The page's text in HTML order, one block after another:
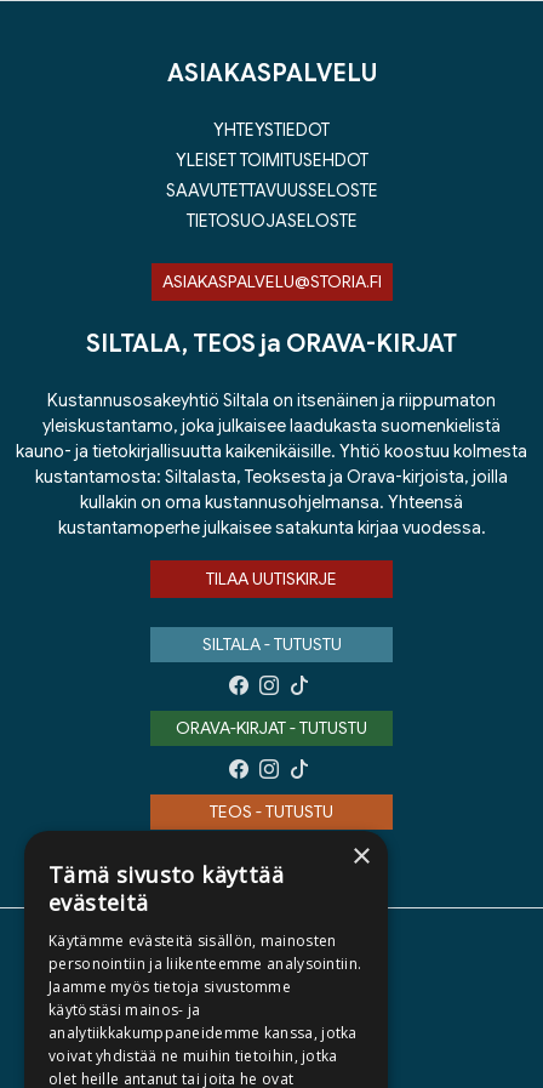
ASIAKASPALVELU
YHTEYSTIEDOT
YLEISET TOIMITUSEHDOT
SAAVUTETTAVUUSSELOSTE
TIETOSUOJASELOSTE
ASIAKASPALVELU@STORIA.FI
SILTALA, TEOS ja ORAVA-KIRJAT
Kustannusosakeyhtiö Siltala on itsenäinen ja riippumaton
yleiskustantamo, joka julkaisee laadukasta suomenkielistä
kauno- ja tietokirjallisuutta kaikenikäisille. Yhtiö koostuu kolmesta
kustantamosta: Siltalasta, Teoksesta ja Orava-kirjoista, joilla
kullakin on oma kustannusohjelmansa. Yhteensä
kustantamoperhe julkaisee satakunta kirjaa vuodessa.
TILAA UUTISKIRJE
SILTALA - TUTUSTU
ORAVA-KIRJAT - TUTUSTU
TEOS - TUTUSTU
TIETOA MEISTÄ
TEKIJÄT
KATALOGIT
AJANKOHTAISTA
×
Tämä sivusto käyttää
evästeitä
Käytämme evästeitä sisällön, mainosten
personointiin ja liikenteemme analysointiin.
Jaamme myös tietoja sivustomme
käytöstäsi mainos- ja
analytiikkakumppaneidemme kanssa, jotka
voivat yhdistää ne muihin tietoihin, jotka
olet heille antanut tai joita he ovat